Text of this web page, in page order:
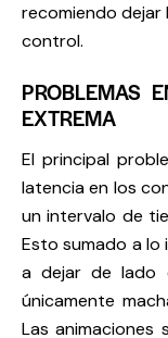
recomiendo dejar
control.
PROBLEMAS
EXTREMA
El principal
latencia en los
un intervalo de
Esto sumado a lo
a dejar de lado
únicamente
Las